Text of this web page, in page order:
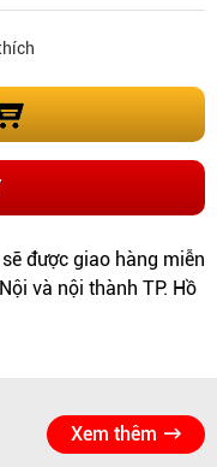
được giao hàng miễn
và nội thành TP. Hồ
Xem thêm